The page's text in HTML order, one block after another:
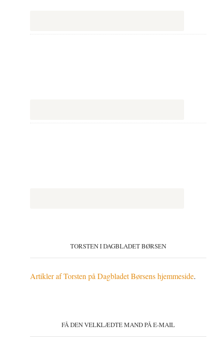
TORSTEN I DAGBLADET BØRSEN
Artikler af Torsten på Dagbladet Børsens hjemmeside.
FÅ DEN VELKLÆDTE MAND PÅ E-MAIL